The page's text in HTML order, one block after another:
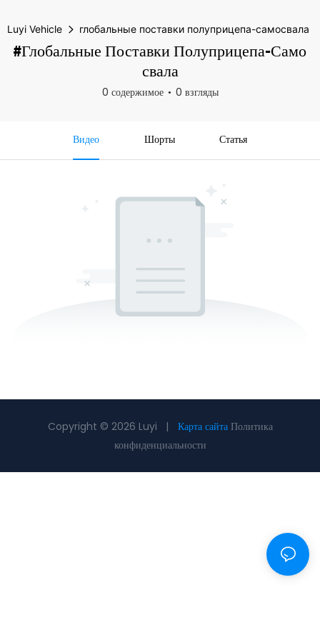
Luyi Vehicle глобальные поставки полуприцепа-самосвала
#глобальные Поставки Полуприцепа-Само
Свала
0 содержимое 0 взгляды
Видео Шорты Статья
Copyright © 2026 Luyi | Карта сайта Политика
конфиденциальности